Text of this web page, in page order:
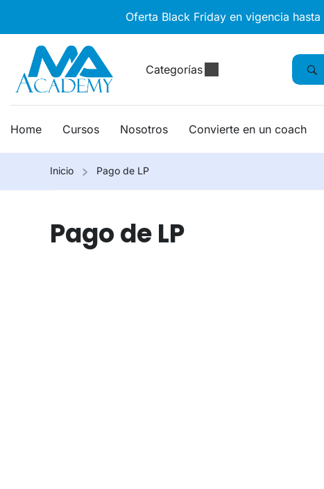
Oferta Black Friday en vigencia
Categorías
Home Cursos Nosotros Convierte en un coach
Inicio Pago de LP
Pago de LP